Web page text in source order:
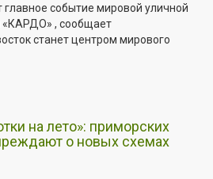
событие мировой уличной
«КАРДО» , сообщает
станет центром мирового
на лето»: приморских
о новых схемах